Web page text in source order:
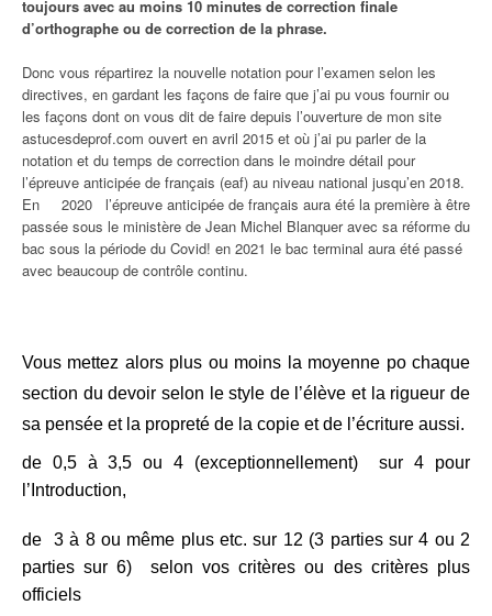
toujours avec au moins 10 minutes de correction finale
d’orthographe ou de correction de la phrase.
Donc vous répartirez la nouvelle notation pour l’examen selon les
directives, en gardant les façons de faire que j’ai pu vous fournir ou
les façons dont on vous dit de faire depuis l’ouverture de mon site
astucesdeprof.com ouvert en avril 2015 et où j’ai pu parler de la
notation et du temps de correction dans le moindre détail pour
l’épreuve anticipée de français (eaf) au niveau national jusqu’en 2018.
En 2020 l’épreuve anticipée de français aura été la première à être
passée sous le ministère de Jean Michel Blanquer avec sa réforme du
bac sous la période du Covid! en 2021 le bac terminal aura été passé
avec beaucoup de contrôle continu.
Vous mettez alors plus ou moins la moyenne po chaque
section du devoir selon le style de l’élève et la rigueur de
sa pensée et la propreté de la copie et de l’écriture aussi.
de 0,5 à 3,5 ou 4 (exceptionnellement) sur 4 pour
l’Introduction,
de 3 à 8 ou même plus etc. sur 12 (3 parties sur 4 ou 2
parties sur 6) selon vos critères ou des critères plus
officiels